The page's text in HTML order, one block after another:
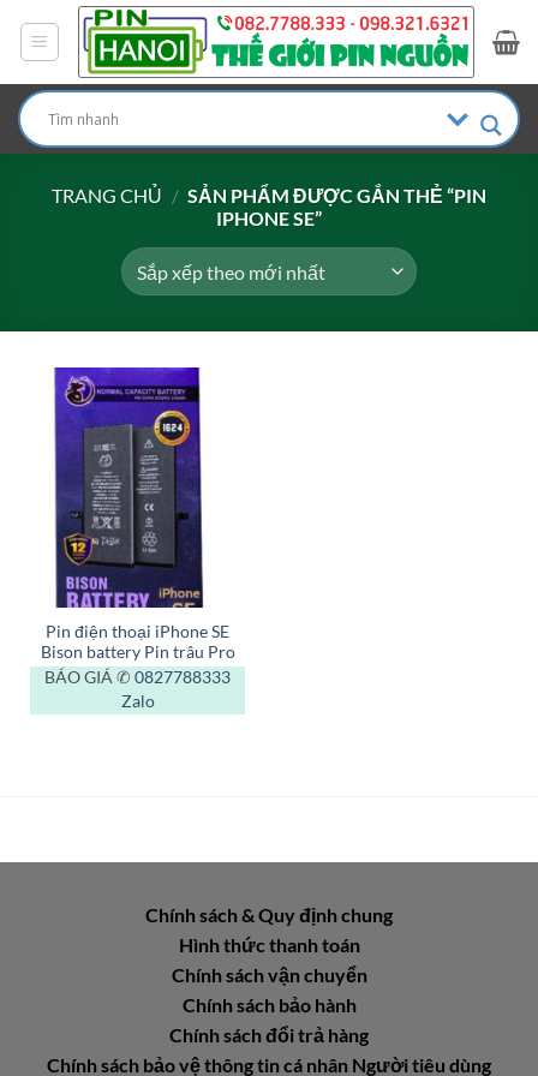
dung
TRANG CHỦ / SẢN PHẨM ĐƯỢC GẮN THẺ “PIN
IPHONE SE”
Pin điện thoại iPhone SE
Bison battery Pin trâu Pro
BÁO GIÁ ✆ 0827788333
Zalo
Chính sách & Quy định chung
Hình thức thanh toán
Chính sách vận chuyển
Chính sách bảo hành
Chính sách đổi trả hàng
Chính sách bảo vệ thông tin cá nhân Người tiêu dùng